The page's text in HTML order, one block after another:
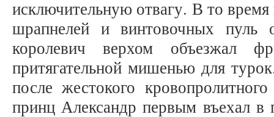
исключительную отвагу. В то
шрапнелей и винтовочных пуль
королевич верхом объезжал
притягательной мишенью для
после жестокого
принц Александр первым въехал